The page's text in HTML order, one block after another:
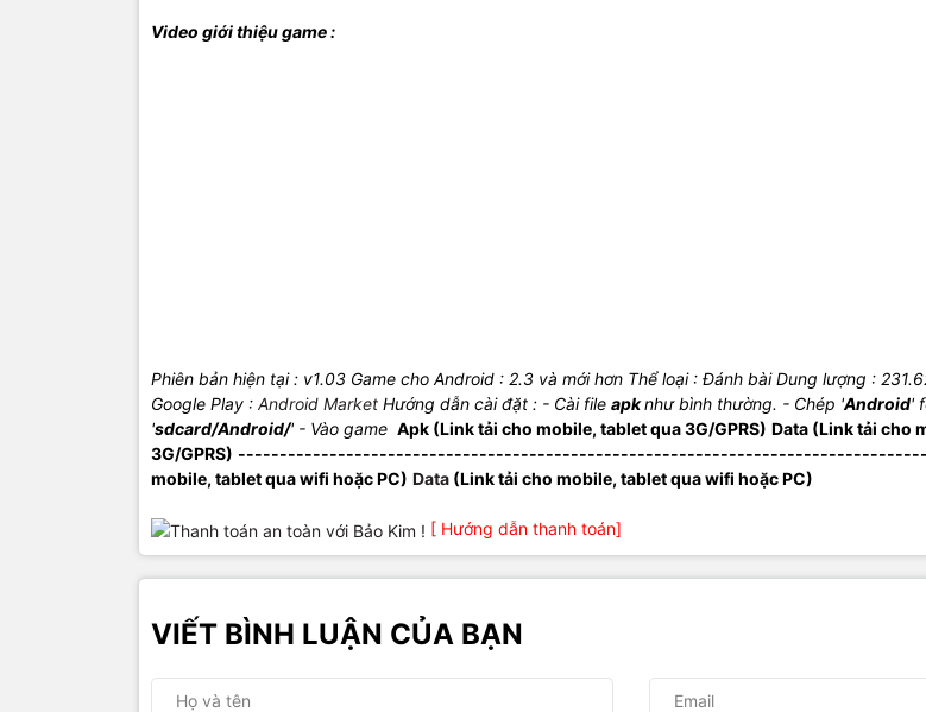
Video giới thiệu game :
Phiên bản hiện tại : v1.03 Game cho Android : 2.3 và mới hơn Thể loại : Đánh bài Dung lượng :
Google Play : Android Market Hướng dẫn cài đặt : - Cài file apknhư bình thường. - Chép 'Android'
'sdcard/Android/' - Vào game Apk (Link tải cho mobile, tablet qua 3G/GPRS) Data (Link tải cho
3G/GPRS)
mobile, tablet qua wifi hoặc PC) Data (Link tải cho mobile, tablet qua wifi hoặc PC)
[ Hướng dẫn thanh toán]
VIẾT BÌNH LUẬN CỦA BẠN